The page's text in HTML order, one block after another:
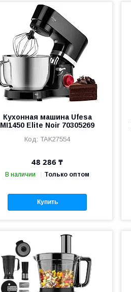
Кухонная машина Ufesa
MI1450 Elite Noir 70305269
TAK27554
48 286 ₸
В наличии Только оптом
Купить